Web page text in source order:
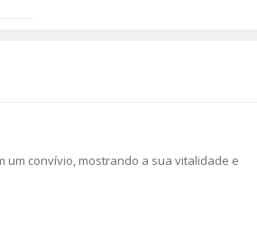
um convívio, mostrando a sua vitalidade e